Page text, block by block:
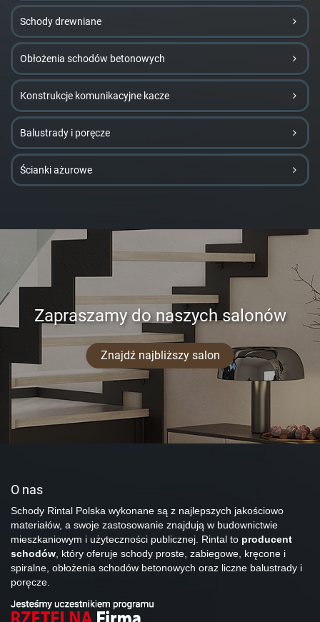
Schody drewniane
Obłożenia schodów betonowych
Konstrukcje komunikacyjne kacze
Balustrady i poręcze
Ścianki ażurowe
Zapraszamy do naszych salonów
Znajdź najbliższy salon
O nas
Schody Rintal Polska wykonane są z najlepszych jakościowo
materiałów, a swoje zastosowanie znajdują w budownictwie
mieszkaniowym i użyteczności publicznej. Rintal to producent
schodów, który oferuje schody proste, zabiegowe, kręcone i
spiralne, obłożenia schodów betonowych oraz liczne balustrady i
poręcze.